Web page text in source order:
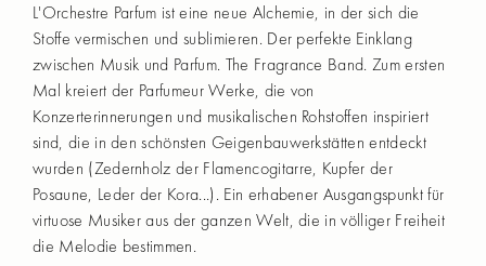
L'Orchestre Parfum ist eine neue Alchemie, in der sich die
Stoffe vermischen und sublimieren. Der perfekte Einklang
zwischen Musik und Parfum. The Fragrance Band. Zum ersten
Mal kreiert der Parfumeur Werke, die von
Konzerterinnerungen und musikalischen Rohstoffen inspiriert
sind, die in den schönsten Geigenbauwerkstätten entdeckt
wurden (Zedernholz der Flamencogitarre, Kupfer der
Posaune, Leder der Kora...). Ein erhabener Ausgangspunkt für
virtuose Musiker aus der ganzen Welt, die in völliger Freiheit
die Melodie bestimmen.